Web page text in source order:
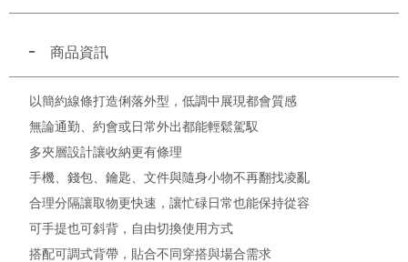
商品資訊
以簡約線條打造俐落外型，低調中展現都會質感
無論通勤、約會或日常外出都能輕鬆駕馭
多夾層設計讓收納更有條理
手機、錢包、鑰匙、文件與隨身小物不再翻找凌亂
合理分隔讓取物更快速，讓忙碌日常也能保持從容
可手提也可斜背，自由切換使用方式
搭配可調式背帶，貼合不同穿搭與場合需求